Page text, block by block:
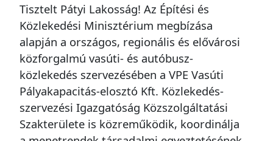
Tisztelt Pátyi Lakosság! Az Építési és
Közlekedési Minisztérium megbízása
alapján a országos, regionális és elővárosi
közforgalmú vasúti- és autóbusz-
közlekedés szervezésében a VPE Vasúti
Pályakapacitás-elosztó Kft. Közlekedés-
szervezési Igazgatóság Közszolgáltatási
Szakterülete is közreműködik, koordinálja